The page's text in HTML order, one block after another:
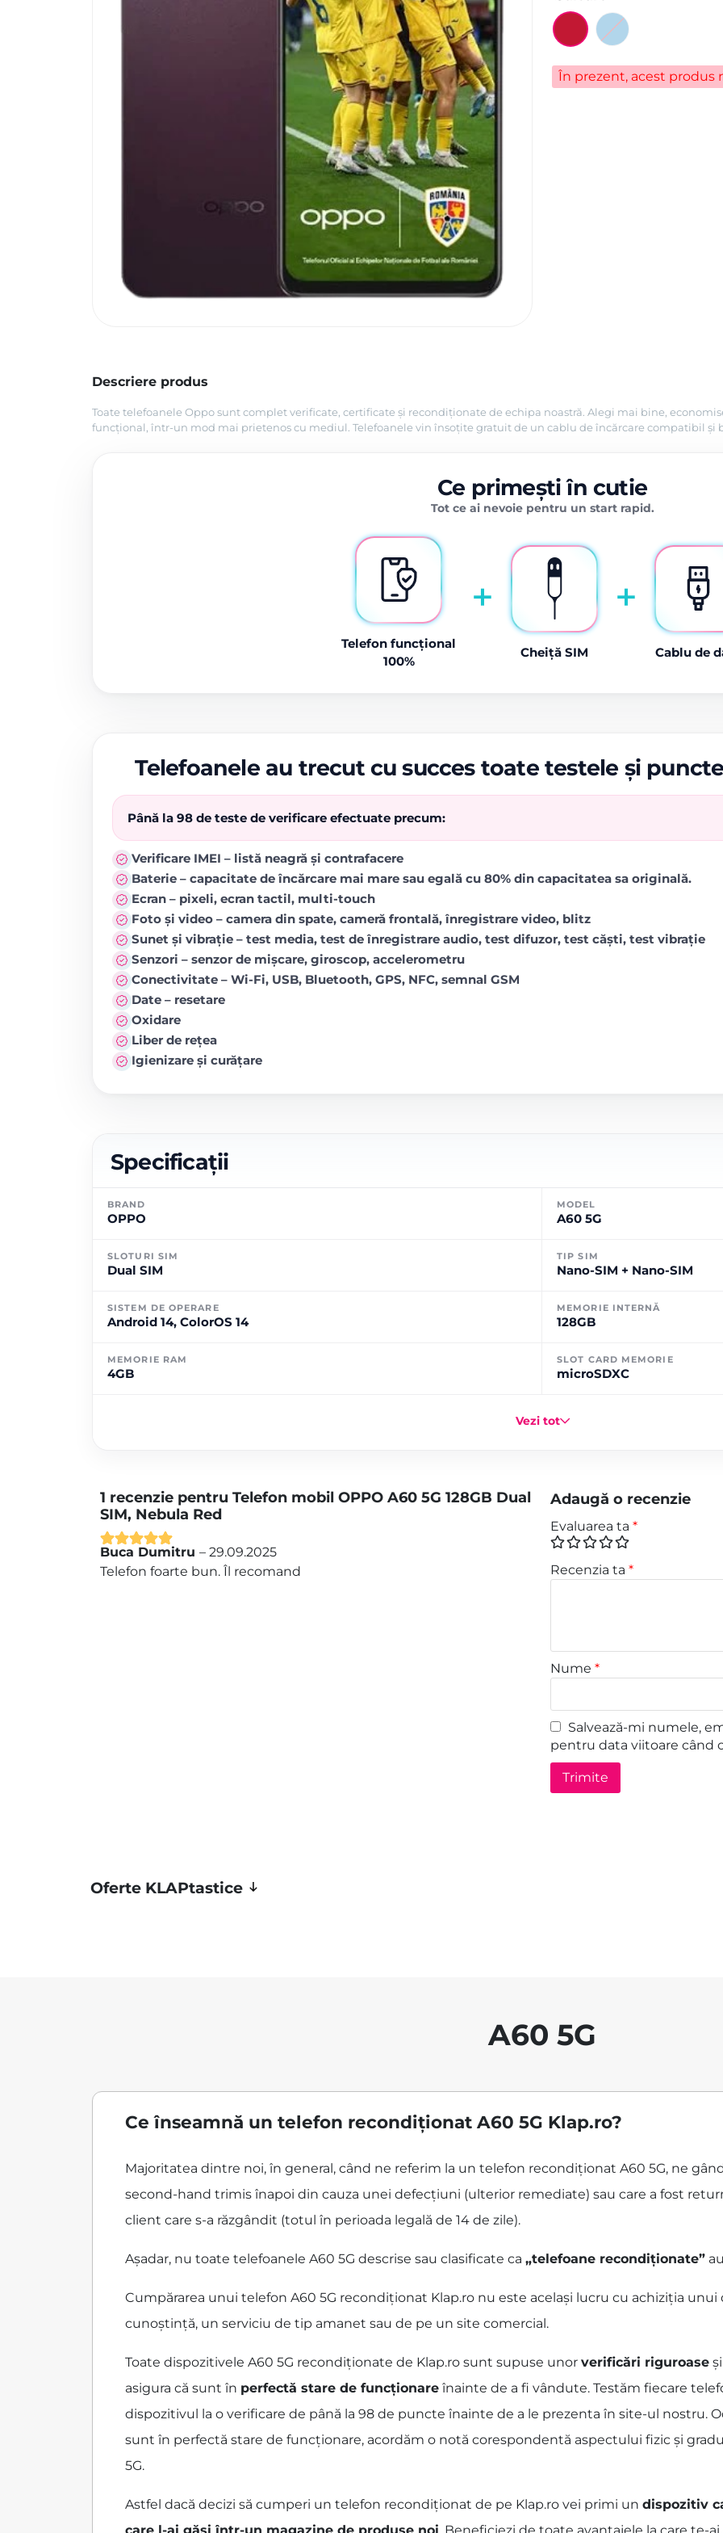
În prezent, acest produs
Descriere produs
Toate telefoanele Oppo sunt complet verificate, certificate și recondiționate de echipa noastră. Alegi mai bine,
funcțional, într-un mod mai prietenos cu mediul. Telefoanele vin însoțite gratuit de un cablu de încărcare compatibil și
Ce primești în cutie
Tot ce ai nevoie pentru un start rapid.
Telefon funcțional
100%
+
Cheiță SIM
+
Cablu de
Telefoanele au trecut cu succes toate testele și
Până la 98 de teste de verificare efectuate precum:
Verificare IMEI – listă neagră și contrafacere
Baterie – capacitate de încărcare mai mare sau egală cu 80% din capacitatea sa originală.
Ecran – pixeli, ecran tactil, multi-touch
Foto și video – camera din spate, cameră frontală, înregistrare video, blitz
Sunet și vibrație – test media, test de înregistrare audio, test difuzor, test căști, test vibrație
Senzori – senzor de mișcare, giroscop, accelerometru
Conectivitate – Wi-Fi, USB, Bluetooth, GPS, NFC, semnal GSM
Date – resetare
Oxidare
Liber de rețea
Igienizare și curățare
Specificații
BRAND
OPPO
MODEL
A60 5G
SLOTURI SIM
Dual SIM
TIP SIM
Nano-SIM + Nano-SIM
SISTEM DE OPERARE
Android 14, ColorOS 14
MEMORIE INTERNĂ
128GB
MEMORIE RAM
4GB
SLOT CARD MEMORIE
microSDXC
Vezi tot
1 recenzie pentru Telefon mobil OPPO A60 5G 128GB Dual
SIM, Nebula Red
Evaluat la5
din 5
Buca Dumitru – 29.09.2025
Telefon foarte bun. Îl recomand
Adaugă o recenzie
Evaluarea ta *
Recenzia ta *
Nume *
Salvează-mi numele,
pentru data viitoare când
Oferte KLAPtastice
A60 5G
Ce înseamnă un telefon recondiționat A60 5G Klap.ro?
Majoritatea dintre noi, în general, când ne referim la un telefon recondiționat A60 5G, ne
second-hand trimis înapoi din cauza unei defecțiuni (ulterior remediate) sau care a fost
client care s-a răzgândit (totul în perioada legală de 14 de zile).
Așadar, nu toate telefoanele A60 5G descrise sau clasificate ca „telefoane recondiționate”
Cumpărarea unui telefon A60 5G recondiționat Klap.ro nu este același lucru cu achiziția unui
cunoștință, un serviciu de tip amanet sau de pe un site comercial.
Toate dispozitivele A60 5G recondiționate de Klap.ro sunt supuse unor verificări riguroase și
asigura că sunt în perfectă stare de funcționare înainte de a fi vândute. Testăm fiecare
dispozitivul la o verificare de până la 98 de puncte înainte de a le prezenta în site-ul nostru.
sunt în perfectă stare de funcționare, acordăm o notă corespondentă aspectului fizic și
5G.
Astfel dacă decizi să cumperi un telefon recondiționat de pe Klap.ro vei primi un dispozitiv